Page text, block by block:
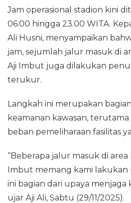
Jam operasional stadion kini
06.00 hingga 23.00 WITA.
Ali Husni, menyampaikan
jam, sejumlah jalur masuk di
Aji Imbut juga dilakukan
terukur.
Langkah ini merupakan
keamanan kawasan,
beban pemeliharaan fasilitas
“Beberapa jalur masuk di
Imbut memang kami
ini bagian dari upaya menjaga
ujar Aji Ali, Sabtu (29/11/2025).